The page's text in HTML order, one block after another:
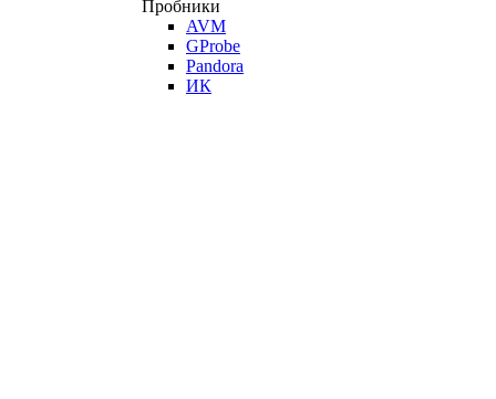
Пробники
AVM
GProbe
Pandora
ИК